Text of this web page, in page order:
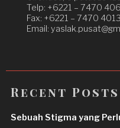
Telp: +6221 – 7470
Fax: +6221 – 7470 4013
Email:
Recent Posts
Sebuah Stigma yang